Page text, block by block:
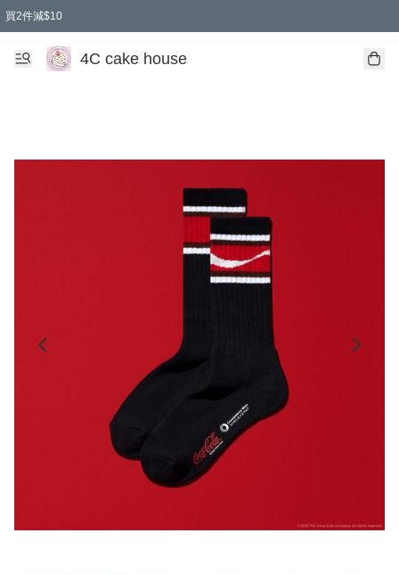
買2件減$10
任選兩件減$10
買兩盒減$10
買兩件減$10
買2件減$10
4C cake house